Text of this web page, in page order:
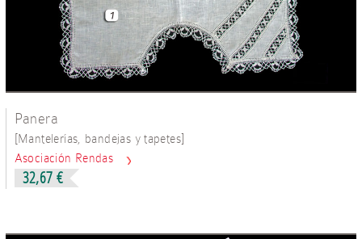
Panera
[Mantelerías, bandejas y tapetes]
Asociación Rendas
32,67 €